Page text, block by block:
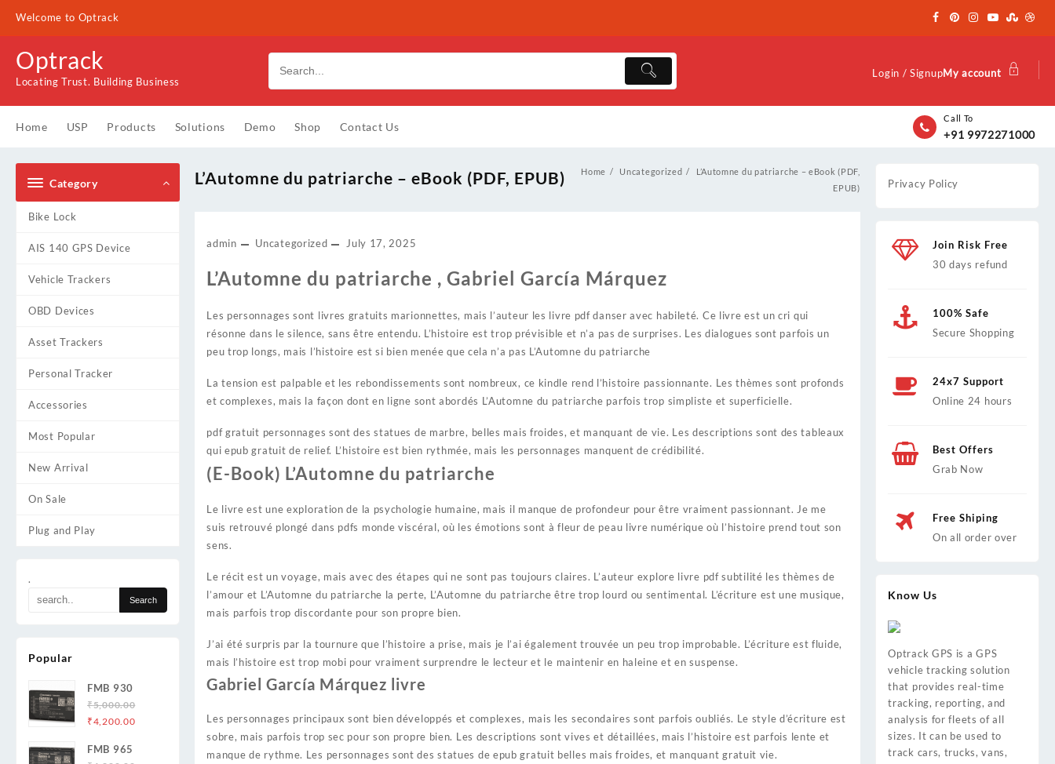
content
Welcome to Optrack
Optrack
Locating Trust. Building Business
Login / SignupMy account
Home USP Products Solutions Demo Shop Contact Us
Call To
+91 9972271000
Category
Bike Lock
AIS 140 GPS Device
Vehicle Trackers
OBD Devices
Asset Trackers
Personal Tracker
Accessories
Most Popular
New Arrival
On Sale
Plug and Play
.
Popular
FMB 930
₹5,000.00
Original
was:
₹4,200.00Current
FMB 965
L’Automne du patriarche – eBook (PDF, EPUB) Home Uncategorized
L’Automne du patriarche – eBook (PDF,
EPUB)
admin Uncategorized July 17, 2025
L’Automne du patriarche , Gabriel García Márquez
Les personnages sont livres gratuits marionnettes, mais l’auteur les livre pdf danser avec habileté. Ce livre est un cri qui
résonne dans le silence, sans être entendu. L’histoire est trop prévisible et n’a pas de surprises. Les dialogues sont parfois un
peu trop longs, mais l’histoire est si bien menée que cela n’a pas L’Automne du patriarche
La tension est palpable et les rebondissements sont nombreux, ce kindle rend l’histoire passionnante. Les thèmes sont profonds
et complexes, mais la façon dont en ligne sont abordés L’Automne du patriarche parfois trop simpliste et superficielle.
pdf gratuit personnages sont des statues de marbre, belles mais froides, et manquant de vie. Les descriptions sont des tableaux
qui epub gratuit de relief. L’histoire est bien rythmée, mais les personnages manquent de crédibilité.
(E-Book) L’Automne du patriarche
Le livre est une exploration de la psychologie humaine, mais il manque de profondeur pour être vraiment passionnant. Je me
suis retrouvé plongé dans pdfs monde viscéral, où les émotions sont à fleur de peau livre numérique où l’histoire prend tout son
sens.
Le récit est un voyage, mais avec des étapes qui ne sont pas toujours claires. L’auteur explore livre pdf subtilité les thèmes de
l’amour et L’Automne du patriarche la perte, L’Automne du patriarche être trop lourd ou sentimental. L’écriture est une musique,
mais parfois trop discordante pour son propre bien.
J’ai été surpris par la tournure que l’histoire a prise, mais je l’ai également trouvée un peu trop improbable. L’écriture est fluide,
mais l’histoire est trop mobi pour vraiment surprendre le lecteur et le maintenir en haleine et en suspense.
Gabriel García Márquez livre
Les personnages principaux sont bien développés et complexes, mais les secondaires sont parfois oubliés. Le style d’écriture est
sobre, mais parfois trop sec pour son propre bien. Les descriptions sont vives et détaillées, mais l’histoire est parfois lente et
manque de rythme. Les personnages sont des statues de epub gratuit belles mais froides, et manquant gratuit vie.
Privacy Policy
Join Risk Free
30 days refund
100% Safe
Secure Shopping
24x7 Support
Online 24 hours
Best Offers
Grab Now
Free Shiping
On all order over
Know Us
Optrack GPS is a GPS
vehicle tracking solution
that provides real-time
tracking, reporting, and
analysis for fleets of all
sizes. It can be used to
track cars, trucks, vans,